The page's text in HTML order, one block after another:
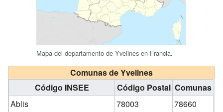
Mapa del departamento de Yvelines en Francia.
Comunas de Yvelines
Código INSEE
Código Postal Comunas
Ablis
78003
78660